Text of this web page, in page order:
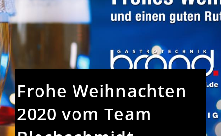
Frohe Weihnachten
2020 vom Team